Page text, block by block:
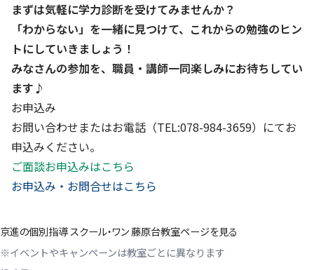
まずは気軽に学力診断を受けてみませんか？
「わからない」を一緒に見つけて、これからの勉強のヒン
トにしていきましょう！
みなさんの参加を、職員・講師一同楽しみにお待ちしてい
ます♪
お申込み
お問い合わせまたはお電話 （TEL:078-984-3659）にてお
申込みください。
ご面談お申込みはこちら
お申込み・お問合せはこちら
京進の個別指導 スクール・ワン 藤原台教室ページを見る
※イベントやキャンペーンは教室ごとに異なります